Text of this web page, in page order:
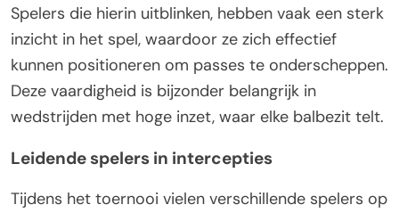
Spelers die hierin uitblinken, hebben vaak een sterk
inzicht in het spel, waardoor ze zich effectief
kunnen positioneren om passes te onderscheppen.
Deze vaardigheid is bijzonder belangrijk in
wedstrijden met hoge inzet, waar elke balbezit telt.
Leidende spelers in intercepties
Tijdens het toernooi vielen verschillende spelers op